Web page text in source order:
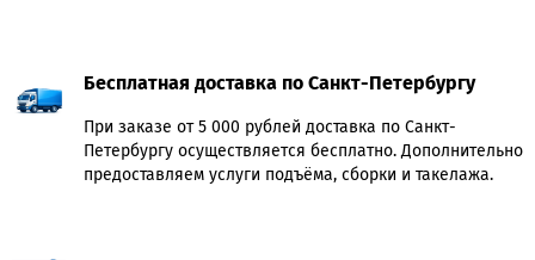
Бесплатная доставка по Санкт-Петербургу
При заказе от 5 000 рублей доставка по Санкт-
Петербургу осуществляется бесплатно. Дополнительно
предоставляем услуги подъёма, сборки и такелажа.